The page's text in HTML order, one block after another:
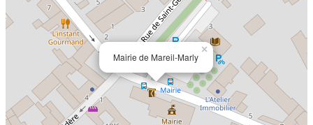
Mairie de Mareil-Marly
×